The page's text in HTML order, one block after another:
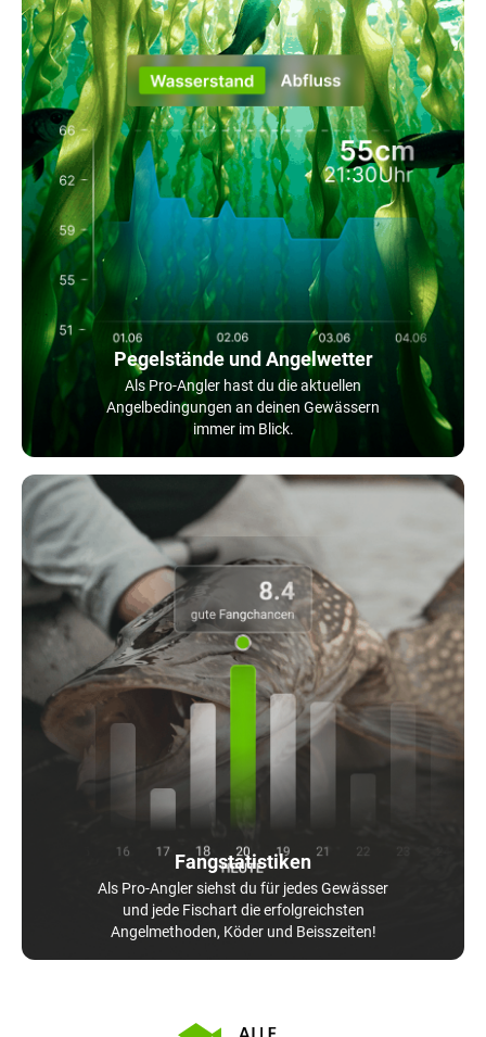
Pegelstände und Angelwetter
Als Pro-Angler hast du die aktuellen
Angelbedingungen an deinen Gewässern
immer im Blick.
Fangstatistiken
Als Pro-Angler siehst du für jedes Gewässer
und jede Fischart die erfolgreichsten
Angelmethoden, Köder und Beisszeiten!